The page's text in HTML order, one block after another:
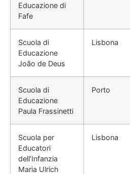
Educazione di
Fafe
Scuola di
Educazione
João de Deus
Lisbona
Scuola di
Educazione
Paula Frassinetti
Porto
Scuola per
Educatori
dell’Infanzia
Maria Ulrich
Lisbona